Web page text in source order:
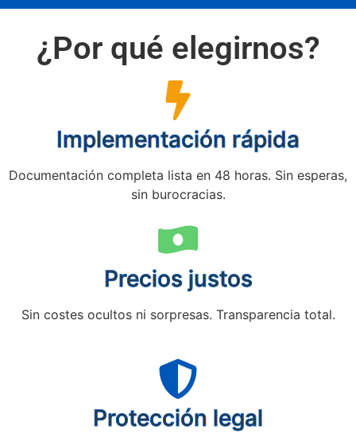
¿Por qué elegirnos?
Implementación rápida
Documentación completa lista en 48 horas. Sin esperas,
sin burocracias.
Precios justos
Sin costes ocultos ni sorpresas. Transparencia total.
Protección legal